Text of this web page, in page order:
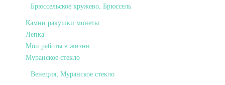
Брюссельское кружево, Брюссель
Камни ракушки монеты
Лепка
Мои работы в жизни
Муранское стекло
Венеция, Муранское стекло